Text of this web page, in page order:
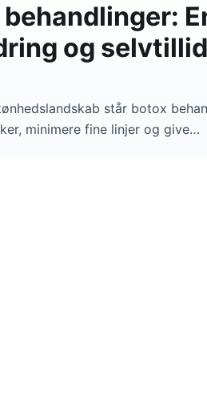
og selvtillid
står botox
minimere fine linjer og give…